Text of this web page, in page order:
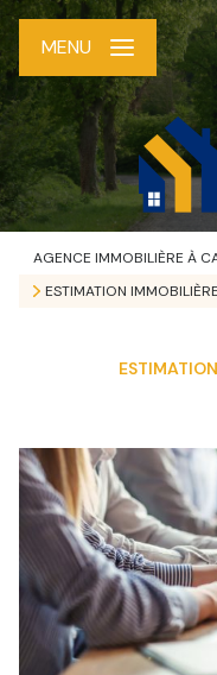
MENU
AGENCE IMMOBILIÈRE À
ESTIMATION IMMOBILIÈRE